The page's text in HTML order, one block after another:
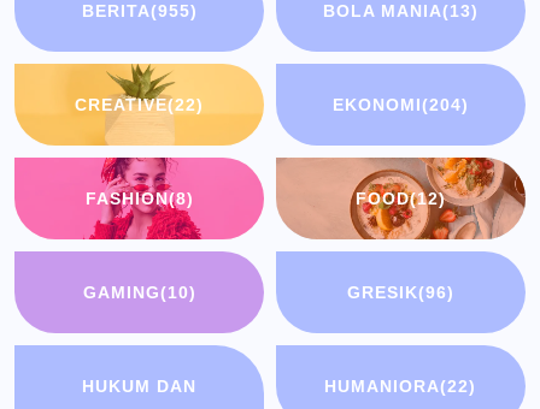
BERITA(955) BOLA MANIA(13)
CREATIVE(22) EKONOMI(204)
FASHION(8) FOOD(12)
GAMING(10) GRESIK(96)
HUKUM DAN
HUMANIORA(22)